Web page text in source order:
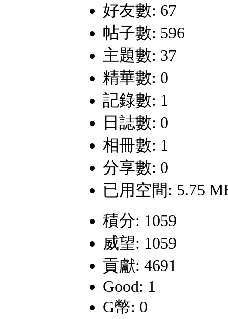
好友數: 67
帖子數: 596
主題數: 37
精華數: 0
記錄數: 1
日誌數: 0
相冊數: 1
分享數: 0
已用空間: 5.75
積分: 1059
威望: 1059
貢獻: 4691
Good: 1
G幣: 0